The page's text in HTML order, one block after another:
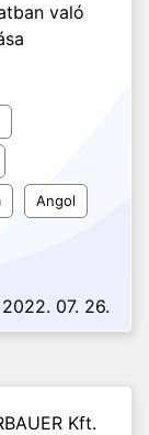
való
Angol
2022. 07. 26.
Kft.